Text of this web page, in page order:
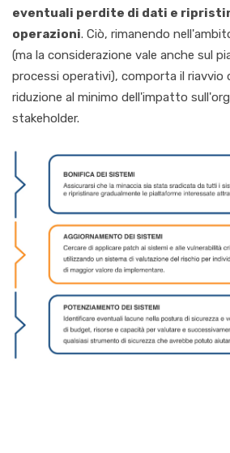
eventuali perdite di dati e
operazioni. Ciò, rimanendo
(ma la considerazione vale anche sul
processi operativi), comporta il riavvio
riduzione al minimo dell'impatto
stakeholder.